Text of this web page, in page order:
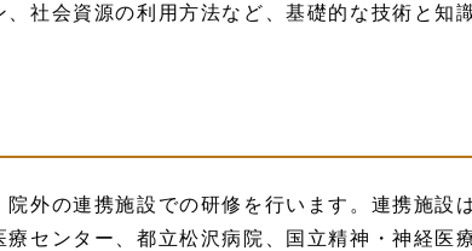
社会資源の利用方法など、基礎的な技術と知
外の連携施設での研修を行います。連携施設は
センター、都立松沢病院、国立精神・神経医